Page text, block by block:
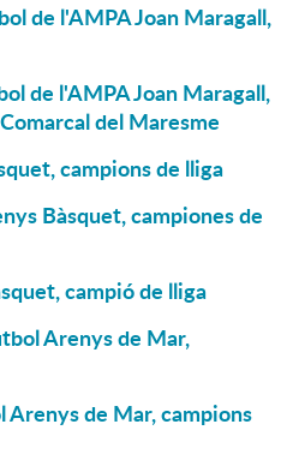
de l'AMPA Joan Maragall,
de l'AMPA Joan Maragall,
del Maresme
campions de lliga
Bàsquet, campiones de
campió de lliga
Arenys de Mar,
Arenys de Mar, campions